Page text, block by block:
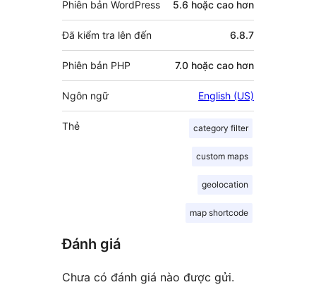
Phiên bản WordPress 5.6 hoặc cao hơn
Đã kiểm tra lên đến 6.8.7
Phiên bản PHP 7.0 hoặc cao hơn
Ngôn ngữ English (US)
Thẻ category filter
custom maps
geolocation
map shortcode
Đánh giá
Chưa có đánh giá nào được gửi.